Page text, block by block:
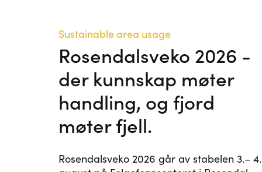
Sustainable area usage
Rosendalsveko 2026 -
der kunnskap møter
handling, og fjord
møter fjell.
Rosendalsveko 2026 går av stabelen 3.– 4.